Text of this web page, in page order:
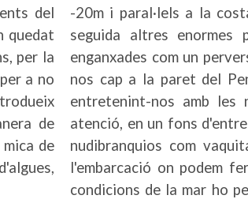
del
quedat
per la
a no
de
de
-20m i paral·lels a la
seguida altres enormes
enganxades com un
nos cap a la paret del
entretenint-nos amb les
atenció, en un fons
nudibranquios com
l'embarcació on podem
condicions de la mar ho